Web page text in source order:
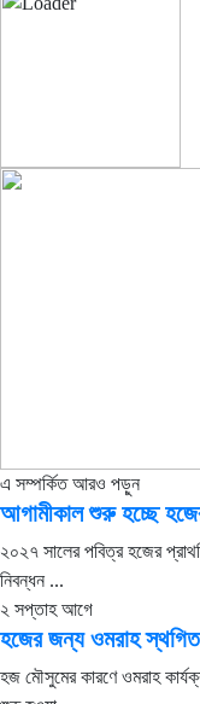
এ সম্পর্কিত আরও পড়ুন
আগামীকাল শুরু হচ্ছে
২০২৭ সালের পবিত্র হজের
নিবন্ধন ...
২ সপ্তাহ আগে
হজের জন্য ওমরাহ
হজ মৌসুমের কারণে ওমরাহ